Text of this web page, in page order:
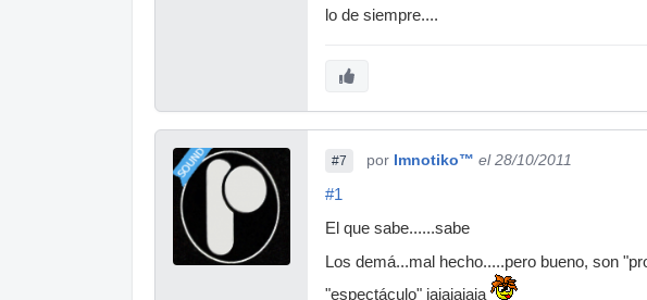
lo de siempre....
#7 por Imnotiko™ el 28/10/2011
#1
El que sabe......sabe
Los demá...mal hecho.....pero bueno, son
"espectáculo" jajajajaja